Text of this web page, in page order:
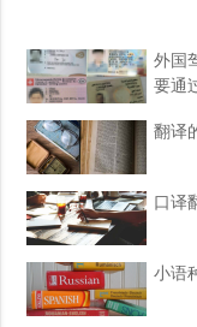
外国
要通
翻译
口译
小语